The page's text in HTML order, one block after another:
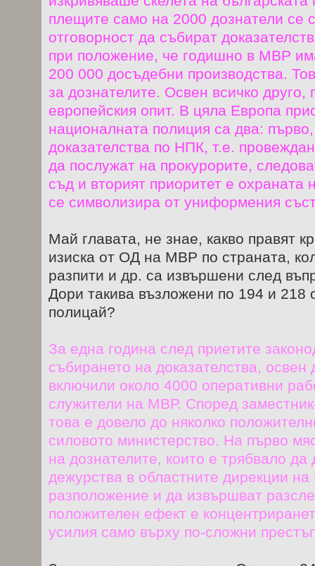
плещите само на 2000 дознатели се
отговорност да събират
при положение, че годишно в МВР
200 000 досъдебни производства.
за дознателите. Освен всичко
европейския опит. В цяла Европа
националната полиция са два:
доказателства по НПК, т.е.
да послужат на прокурорите,
съд и вторият приоритет е охраната
се символизира от униформения
Май главата, не знае, какво правят
изиска от ОД на МВР по страната,
разпити и др. са извършени след
Дори такива възложени по 194 и
полицай?
За една година след приетите
събирането на доказателства, освен
включили около 4000 оперативни
служители на МВР. Според
това е довело до няколко
силовото министерство. На първо
на дознателите, които е трябвало да
дежурства в областните дирекции
разположение и да извършват
положителен ефект е
усилия само върху по-сложни